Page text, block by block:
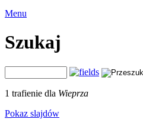
Menu
Szukaj
1 trafienie dla Wieprza
Pokaz slajdów